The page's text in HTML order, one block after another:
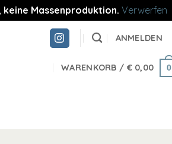
Massenproduktion. Verwerfen
ANMELDEN
WARENKORB / €0,00 0